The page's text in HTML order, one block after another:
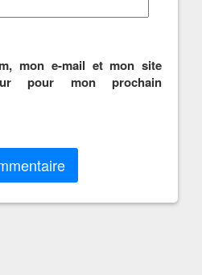
mon e-mail et mon site
pour mon prochain